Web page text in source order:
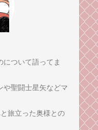
について語ってま
や聖闘士星矢などマ
旅立った奥様との